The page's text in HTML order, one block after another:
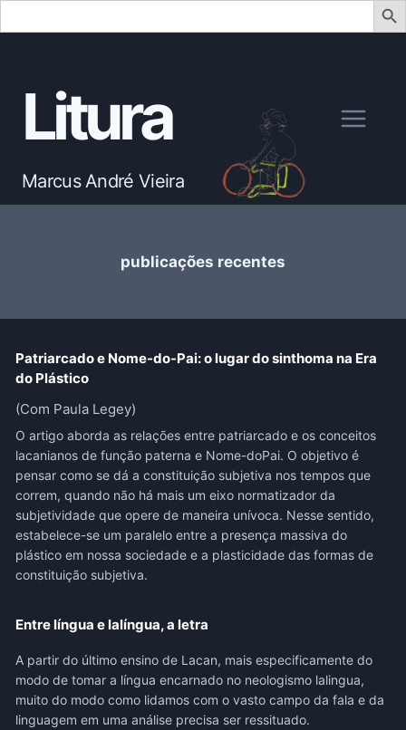
Search
contentLitura
Marcus André Vieira
publicações recentes
Patriarcado e Nome-do-Pai: o lugar do sinthoma na Era
do Plástico
(Com Paula Legey)
O artigo aborda as relações entre patriarcado e os conceitos
lacanianos de função paterna e Nome-doPai. O objetivo é
pensar como se dá a constituição subjetiva nos tempos que
correm, quando não há mais um eixo normatizador da
subjetividade que opere de maneira unívoca. Nesse sentido,
estabelece-se um paralelo entre a presença massiva do
plástico em nossa sociedade e a plasticidade das formas de
constituição subjetiva.
Entre língua e lalíngua, a letra
A partir do último ensino de Lacan, mais especificamente do
modo de tomar a língua encarnado no neologismo lalingua,
muito do modo como lidamos com o vasto campo da fala e da
linguagem em uma análise precisa ser ressituado.